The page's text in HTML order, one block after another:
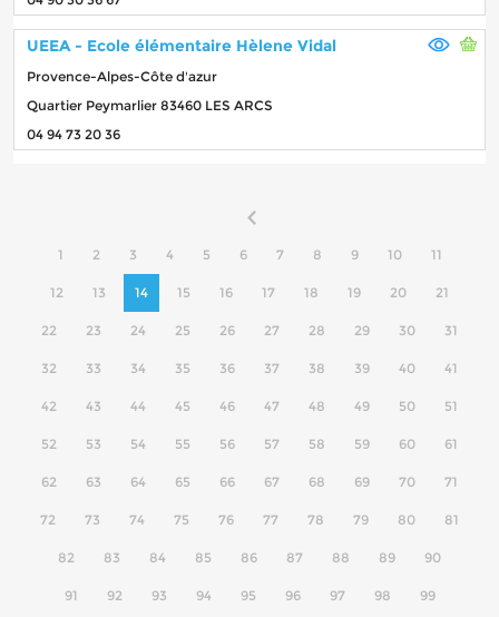
UEEA - Ecole élémentaire Hèlene Vidal
Provence-Alpes-Côte d'azur
Quartier Peymarlier 83460 LES ARCS
04 94 73 20 36
1 2 3 4 5 6 7 8 9 10 11
12 13 14 15 16 17 18 19 20 21
22 23 24 25 26 27 28 29 30 31
32 33 34 35 36 37 38 39 40 41
42 43 44 45 46 47 48 49 50 51
52 53 54 55 56 57 58 59 60 61
62 63 64 65 66 67 68 69 70 71
72 73 74 75 76 77 78 79 80 81
82 83 84 85 86 87 88 89 90
91 92 93 94 95 96 97 98 99